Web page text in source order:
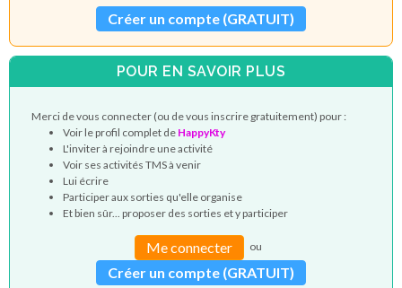
Créer un compte (GRATUIT)
POUR EN SAVOIR PLUS
Merci de vous connecter (ou de vous inscrire gratuitement) pour :
Voir le profil complet de HappyKty
L'inviter à rejoindre une activité
Voir ses activités TMS à venir
Lui écrire
Participer aux sorties qu'elle organise
Et bien sûr... proposer des sorties et y participer
Me connecter ou
Créer un compte (GRATUIT)